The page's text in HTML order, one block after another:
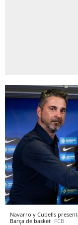
Navarro y Cubells
Barça de basket FCB